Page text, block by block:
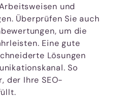
und
Überprüfen Sie auch
um die
Eine gute
Lösungen
So
der Ihre SEO-